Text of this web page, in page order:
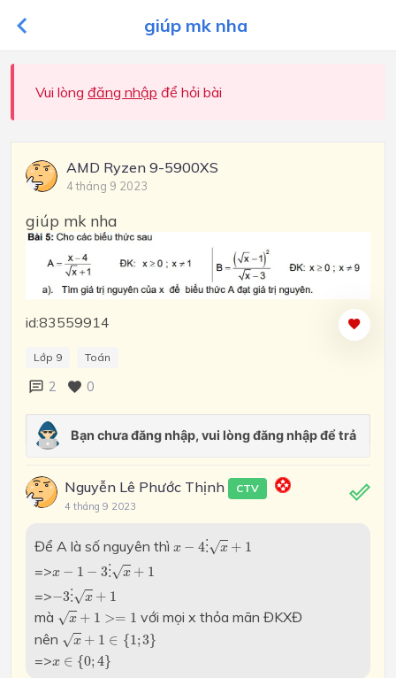
giúp mk nha
Vui lòng đăng nhập để hỏi bài
AMD Ryzen 9-5900XS
4 tháng 9 2023
giúp mk nha
id:83559914
Lớp 9 Toán
2 0
Nguyễn Lê Phước Thịnh CTV
4 tháng 9 2023
Để A là số nguyên thì x − 4⋮√x + 1
=>x − 1 − 3⋮√x + 1
x − 1−3⋮x+1
=>−3⋮√x + 1
− ⋮
1
mà √x + 1 >= 1
+1 >= 1
với mọi x thỏa mãn ĐKXĐ
nên √x + 1 ∈ {1;3}
+1 ∈{ 1;3 }
=>x ∈ {0;4}
∈ 0;4 }